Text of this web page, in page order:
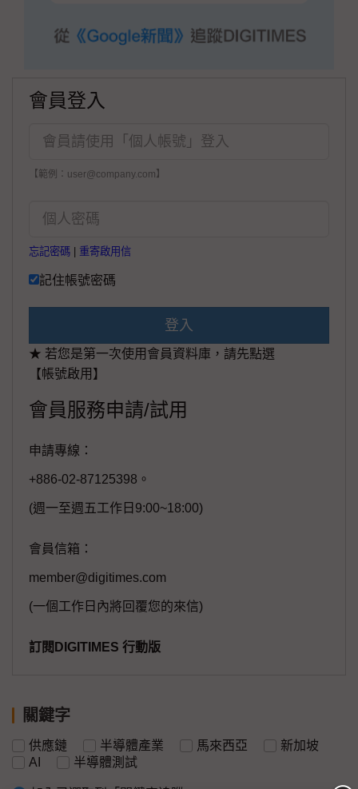
會員登入
【範例：user@company.com】
忘記密碼 重寄啟用信
記住帳號密碼
登入
★ 若您是第一次使用會員資料庫，請先點選
【帳號啟用】
會員服務申請/試用
申請專線：
+886-02-87125398。
(週一至週五工作日9:00~18:00)
會員信箱：
member@digitimes.com
(一個工作日內將回覆您的來信)
訂閱DIGITIMES 行動版
關鍵字
供應鏈 半導體產業 馬來西亞
新加坡
AI
半導體測試